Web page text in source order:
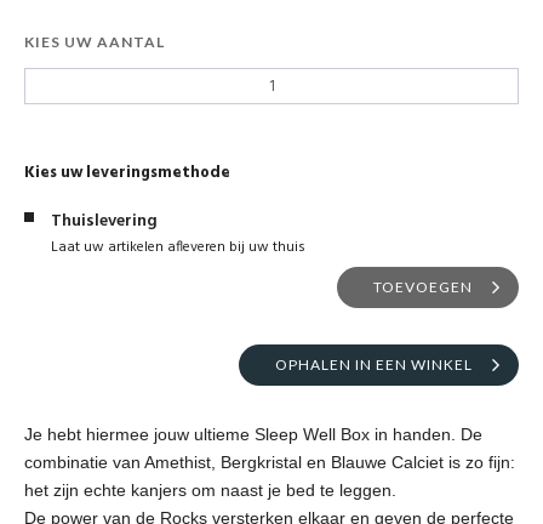
KIES UW AANTAL
Kies uw leveringsmethode
Thuislevering
Laat uw artikelen afleveren bij uw thuis
TOEVOEGEN
OPHALEN IN EEN WINKEL
Je hebt hiermee jouw ultieme Sleep Well Box in handen. De
combinatie van Amethist, Bergkristal en Blauwe Calciet is zo fijn:
het zijn echte kanjers om naast je bed te leggen.
De power van de Rocks versterken elkaar en geven de perfecte